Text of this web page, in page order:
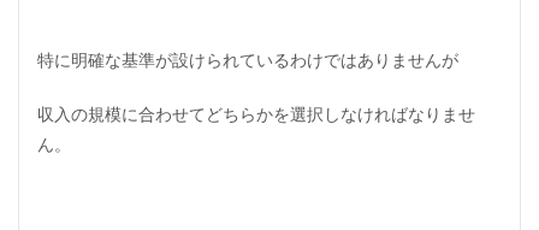
特に明確な基準が設けられているわけではありませんが
収入の規模に合わせてどちらかを選択しなければなりませ
ん。